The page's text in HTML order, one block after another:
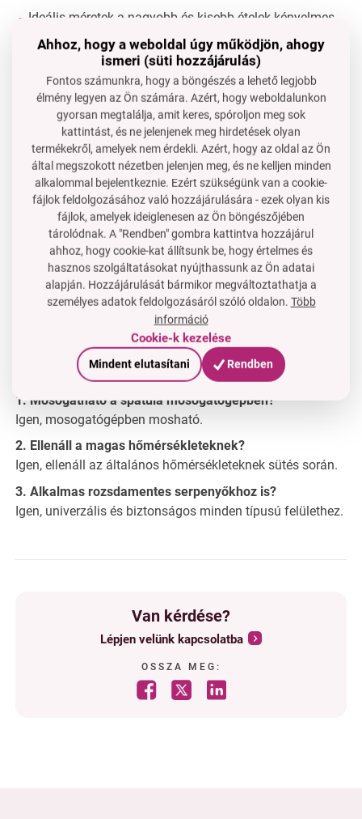
Ideális méretek a nagyobb és kisebb ételek kényelmes
megfordításához.
Tartós és könnyű műanyag hosszú élettartammal.
Műszaki adatok:
Magasság: 31,2 cm
A spatula felülete: 9 × 9,5 cm
Anyag: tartós műanyag
Használati tippek:
Tökéletes palacsinta megforgatására, anélkül hogy
elszakadna.
Alkalmas omlett tálalására, mivel a csepegésgátlónak
köszönhetően nem csepeg olaj vagy lé.
Ideális sült ételekhez és sült zöldségekhez.
GYIK – Gyakran ismételt kérdések:
1. Mosogatható a spatula mosogatógépben?
Igen, mosogatógépben mosható.
2. Ellenáll a magas hőmérsékleteknek?
Igen, ellenáll az általános hőmérsékleteknek sütés során.
3. Alkalmas rozsdamentes serpenyőkhoz is?
Igen, univerzális és biztonságos minden típusú felülethez.
Van kérdése?
Lépjen velünk kapcsolatba
OSSZA MEG:
Ahhoz, hogy a weboldal úgy működjön, ahogy
ismeri (süti hozzájárulás)
Fontos számunkra, hogy a böngészés a lehető legjobb
élmény legyen az Ön számára. Azért, hogy weboldalunkon
gyorsan megtalálja, amit keres, spóroljon meg sok
kattintást, és ne jelenjenek meg hirdetések olyan
termékekről, amelyek nem érdekli. Azért, hogy az oldal az Ön
által megszokott nézetben jelenjen meg, és ne kelljen minden
alkalommal bejelentkeznie. Ezért szükségünk van a cookie-
fájlok feldolgozásához való hozzájárulására - ezek olyan kis
fájlok, amelyek ideiglenesen az Ön böngészőjében
tárolódnak. A "Rendben" gombra kattintva hozzájárul
ahhoz, hogy cookie-kat állítsunk be, hogy értelmes és
hasznos szolgáltatásokat nyújthassunk az Ön adatai
alapján. Hozzájárulását bármikor megváltoztathatja a
személyes adatok feldolgozásáról szóló oldalon. Több
információ
Cookie-k kezelése
Mindent elutasítani Rendben